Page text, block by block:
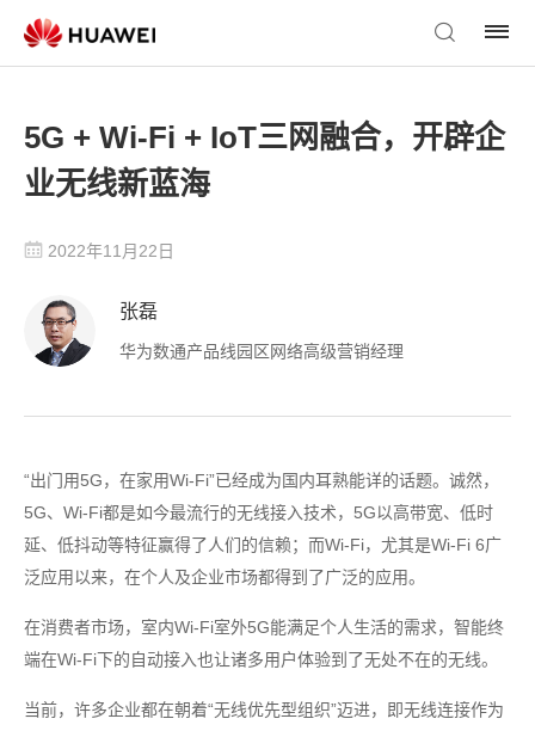
5G + Wi-Fi + IoT三网融合，开辟企
业无线新蓝海
2022年11月22日
张磊
华为数通产品线园区网络高级营销经理
“出门用5G，在家用Wi-Fi”已经成为国内耳熟能详的话题。诚然，
5G、Wi-Fi都是如今最流行的无线接入技术，5G以高带宽、低时
延、低抖动等特征赢得了人们的信赖；而Wi-Fi，尤其是Wi-Fi 6广
泛应用以来，在个人及企业市场都得到了广泛的应用。
在消费者市场，室内Wi-Fi室外5G能满足个人生活的需求，智能终
端在Wi-Fi下的自动接入也让诸多用户体验到了无处不在的无线。
当前，许多企业都在朝着“无线优先型组织”迈进，即无线连接作为